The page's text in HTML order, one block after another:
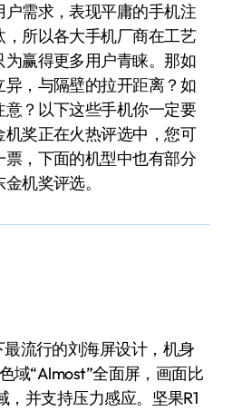
需求，表现平庸的手机注
所以各大手机厂商在工艺
赢得更多用户青睐。那如
，与隔壁的拉开距离？如
？以下这些手机你一定要
奖正在火热评选中，您可
，下面的机型中也有部分
机奖评选。
流行的刘海屏设计，机身
域“Almost”全面屏，画面比
，并支持压力感应。坚果R1